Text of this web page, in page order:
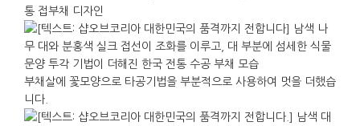
부채살에 꽃모양으로 타공기법을 부분적으로 사용하여 멋을 더했습
니다.